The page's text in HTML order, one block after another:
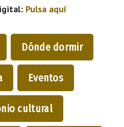
Pulsa aquí
Dónde dormir
Eventos
cultural